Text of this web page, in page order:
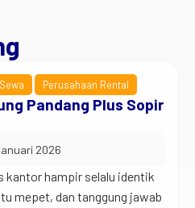
Perusahaan Rental
Pandang Plus Sopir
2026
kantor hampir selalu identik
mepet, dan tanggung jawab